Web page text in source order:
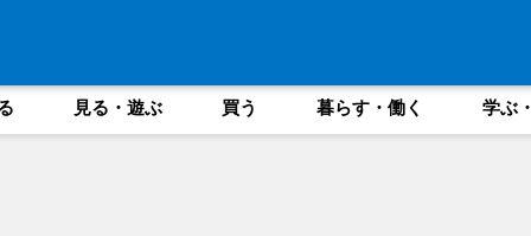
見る・遊ぶ 買う 暮らす・働く 学ぶ